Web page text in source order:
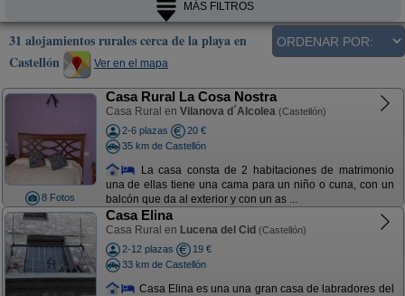
MÁS FILTROS
31 alojamientos rurales cerca de la playa en
Castellón
Ver en el mapa
8 Fotos
Casa Rural La Cosa Nostra
Casa Rural en Vilanova d´Alcolea (Castellón)
2-6 plazas
20 €
35 km de Castellón
La casa consta de 2 habitaciones de matrimonio
una de ellas tiene una cama para un niño o cuna, con un
balcón que da al exterior y con un as ...
Casa Elina
Casa Rural en Lucena del Cid (Castellón)
2-12 plazas
19 €
33 km de Castellón
Casa Elina es una una gran casa de labradores del